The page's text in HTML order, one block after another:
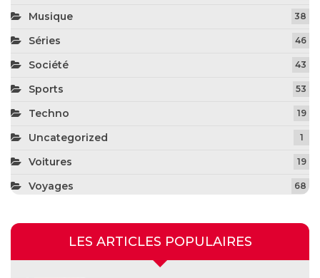
Musique 38
Séries 46
Société 43
Sports 53
Techno 19
Uncategorized 1
Voitures 19
Voyages 68
LES ARTICLES POPULAIRES